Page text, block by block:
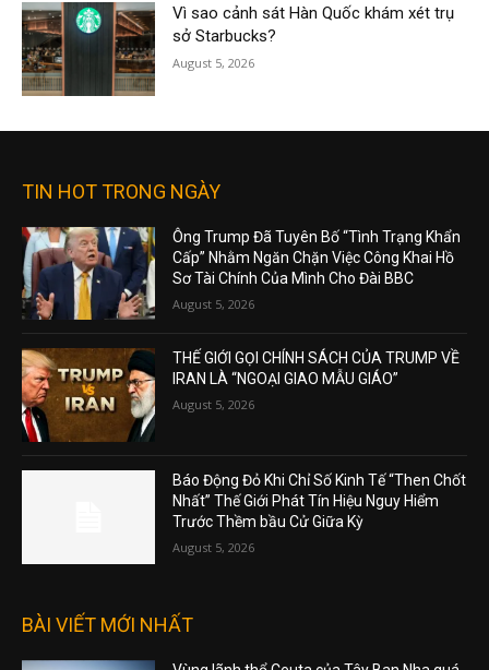
Vì sao cảnh sát Hàn Quốc khám xét trụ
sở Starbucks?
August 5, 2026
TIN HOT TRONG NGÀY
Ông Trump Đã Tuyên Bố “Tình Trạng Khẩn
Cấp” Nhằm Ngăn Chặn Việc Công Khai Hồ
Sơ Tài Chính Của Mình Cho Đài BBC
August 5, 2026
THẾ GIỚI GỌI CHÍNH SÁCH CỦA TRUMP VỀ
IRAN LÀ “NGOẠI GIAO MẪU GIÁO”
August 5, 2026
Báo Động Đỏ Khi Chỉ Số Kinh Tế “Then Chốt
Nhất” Thế Giới Phát Tín Hiệu Nguy Hiểm
Trước Thềm bầu Cử Giữa Kỳ
August 5, 2026
BÀI VIẾT MỚI NHẤT